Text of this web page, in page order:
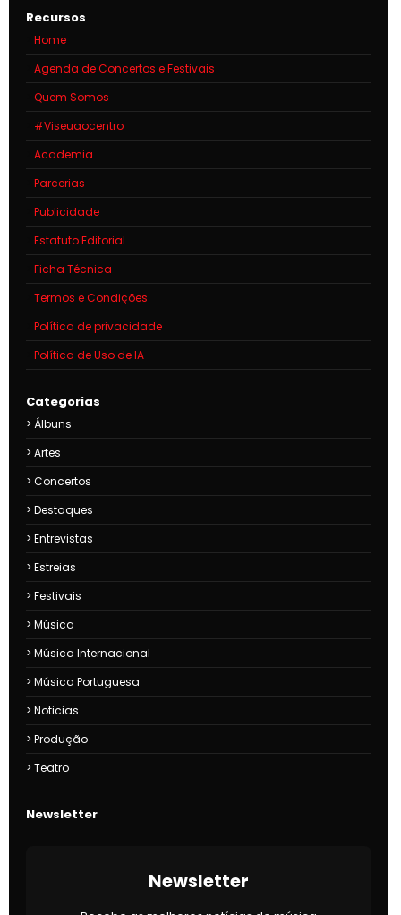
Recursos
Home
Agenda de Concertos e Festivais
Quem Somos
#Viseuaocentro
Academia
Parcerias
Publicidade
Estatuto Editorial
Ficha Técnica
Termos e Condições
Política de privacidade
Política de Uso de IA
Categorias
Álbuns
Artes
Concertos
Destaques
Entrevistas
Estreias
Festivais
Música
Música Internacional
Música Portuguesa
Noticias
Produção
Teatro
Newsletter
Newsletter